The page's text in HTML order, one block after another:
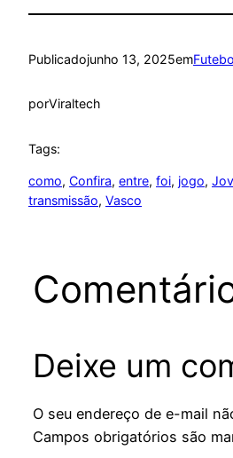
Publicadojunho 13, 2025em
porViraltech
Tags:
como, Confira, entre, foi, jogo,
transmissão, Vasco
Deixe um
O seu endereço de e-mail
Campos obrigatórios são